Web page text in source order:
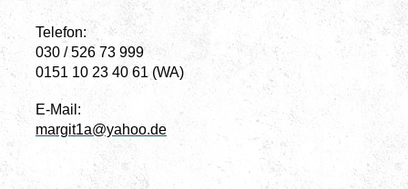
Telefon:
030 / 526 73 999
0151 10 23 40 61 (WA)
E-Mail:
margit1a@yahoo.de